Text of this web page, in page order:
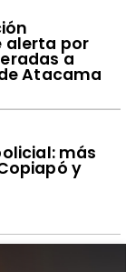
alerta por
a
Atacama
más
y